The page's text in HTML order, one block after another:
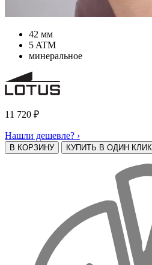
42 мм
5 ATM
минеральное
11 720 ₽
Нашли дешевле? ›
В КОРЗИНУ КУПИТЬ В ОДИН КЛИК